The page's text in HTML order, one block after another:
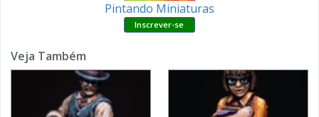
Pintando Miniaturas
Veja Também